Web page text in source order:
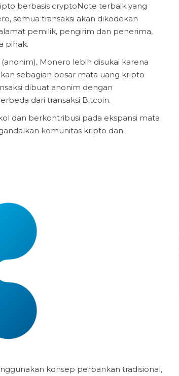
berbasis cryptoNote terbaik yang
semua transaksi akan dikodekan
pemilik, pengirim dan penerima,
pihak.
Monero lebih disukai karena
sebagian besar mata uang kripto
dibuat anonim dengan
dari transaksi Bitcoin.
dan berkontribusi pada ekspansi mata
komunitas kripto dan
konsep perbankan tradisional,